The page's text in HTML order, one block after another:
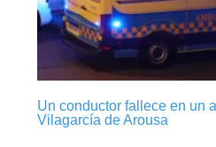
Un conductor fallece en un
Vilagarcía de Arousa